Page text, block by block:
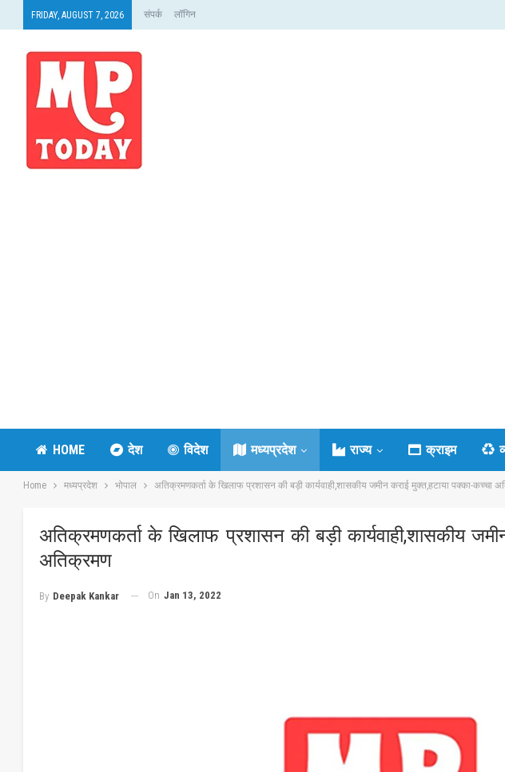
FRIDAY, AUGUST 7, 2026 संपर्क लॉगिन
HOME देश विदेश मध्यप्रदेश राज्य क्राइम
Home मध्यप्रदेश भोपाल अतिक्रमणकर्ता के खिलाफ प्रशासन की बड़ी कार्यवाही,शासकीय जमीन कराई मुक्त,हटाया पक्का-कच्चा
अतिक्रमणकर्ता के खिलाफ प्रशासन की बड़ी कार्यवाही,शासकीय
अतिक्रमण
By Deepak Kankar On Jan 13, 2022